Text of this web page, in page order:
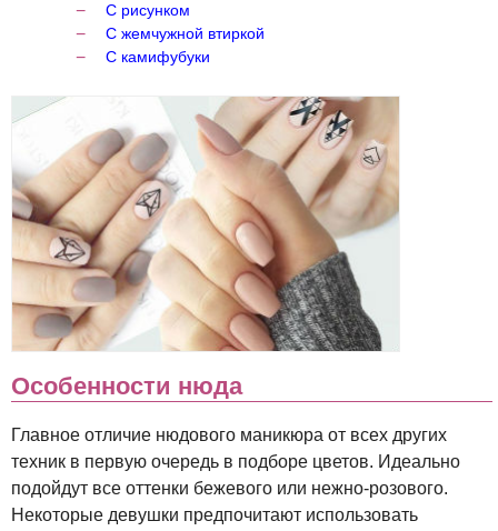
С рисунком
С жемчужной втиркой
С камифубуки
Особенности нюда
Главное отличие нюдового маникюра от всех других
техник в первую очередь в подборе цветов. Идеально
подойдут все оттенки бежевого или нежно-розового.
Некоторые девушки предпочитают использовать